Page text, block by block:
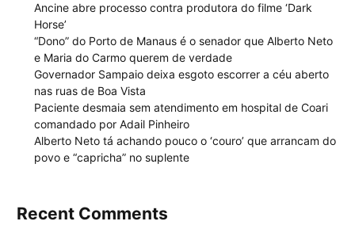
Ancine abre processo contra produtora do filme ‘Dark
Horse’
“Dono” do Porto de Manaus é o senador que Alberto Neto
e Maria do Carmo querem de verdade
Governador Sampaio deixa esgoto escorrer a céu aberto
nas ruas de Boa Vista
Paciente desmaia sem atendimento em hospital de Coari
comandado por Adail Pinheiro
Alberto Neto tá achando pouco o ‘couro’ que arrancam do
povo e “capricha” no suplente
Recent Comments